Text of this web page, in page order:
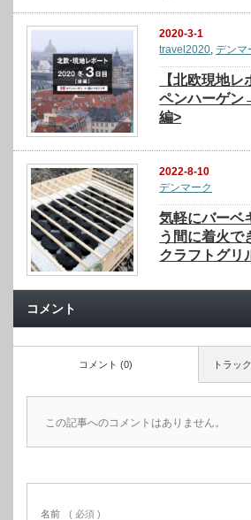
2020-3-1
travel2020 ,デンマ
【北欧現地
ペンハーゲ
編>
2022-8-10
デンマーク
気軽にバーベ
う間に着火で
クラフトグリ
コメント
トラッ
コメント (0)
この記事へのコメントはありません。
名前 ( 必須 )